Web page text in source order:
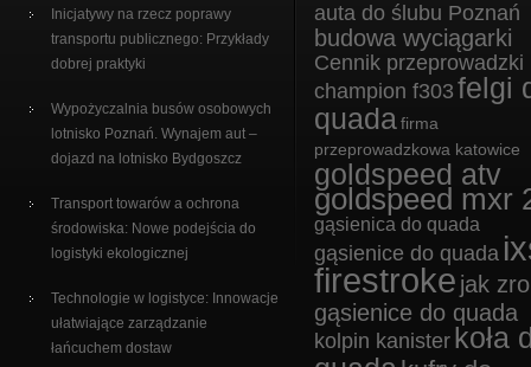
Inicjatywy na rzecz poprawy
transportu publicznego: Przykłady
dobrej praktyki
Wypożyczalnia busów osobowych
lotnisko Poznań. Wynajem aut –
dojazd na lotnisko Bydgoszcz
Transport towarów a ochrona
środowiska: Nowe podejścia do
logistyki ekologicznej
Technologie w logistyce: Innowacje
ułatwiające zarządzanie
łańcuchem dostaw
auta do ślubu Poznań
budowa wyciągarki
Cennik przeprowadzki
champion f303 felgi
quada firma
przeprowadzkowa katowice
goldspeed atv
goldspeed mxr
gąsienica do quada
gąsienice do quada
firestroke jak
gąsienice do quada
kolpin kanister koła